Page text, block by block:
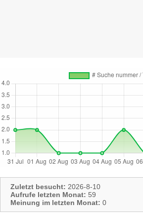
Zuletzt besucht: 2026-8-10
Aufrufe letzten Monat: 59
Meinung im letzten Monat: 0